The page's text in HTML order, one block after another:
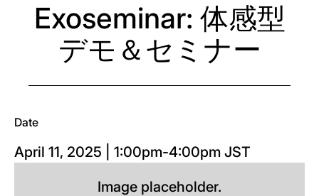
Exoseminar: 体感型
デモ＆セミナー
Date
April 11, 2025 | 1:00pm-4:00pm JST
Image placeholder.